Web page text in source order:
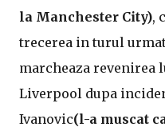
la Manchester City),
trecerea in turul
marcheaza revenirea
Liverpool dupa
Ivanovic(l-a muscat